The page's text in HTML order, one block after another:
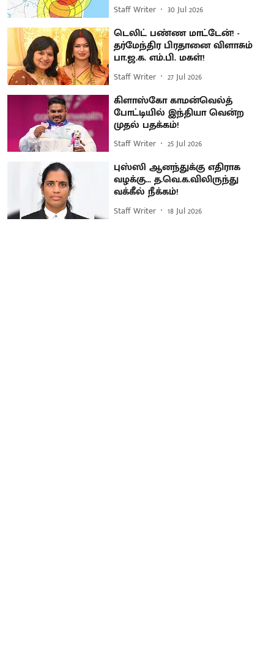
Staff Writer 30 Jul 2026
டெலிட் பண்ண மாட்டேன்! -
தர்மேந்திர பிரதானை விளாசும்
பா.ஜ.க. எம்.பி. மகள்!
Staff Writer 27 Jul 2026
கிளாஸ்கோ காமன்வெல்த்
போட்டியில் இந்தியா வென்ற
முதல் பதக்கம்!
Staff Writer 25 Jul 2026
புஸ்ஸி ஆனந்துக்கு எதிராக
வழக்கு... த.வெ.க.விலிருந்து
வக்கீல் நீக்கம்!
Staff Writer 18 Jul 2026